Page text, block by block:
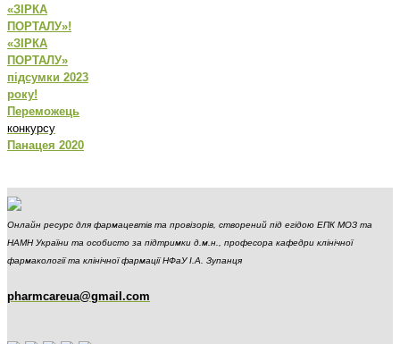
«ЗІРКА
ПОРТАЛУ»!
«ЗІРКА
ПОРТАЛУ»
підсумки 2023
року!
Переможець
конкурсу
Панацея 2020
Онлайн ресурс для фармацевтів та провізорів, створений під егідою ЕПК МОЗ та
НАМН України та особисто за підтримки д.м.н., професора кафедри клінічної
фармакології та клінічної фармації НФаУ І.А. Зупанця
pharmcareua@gmail.com